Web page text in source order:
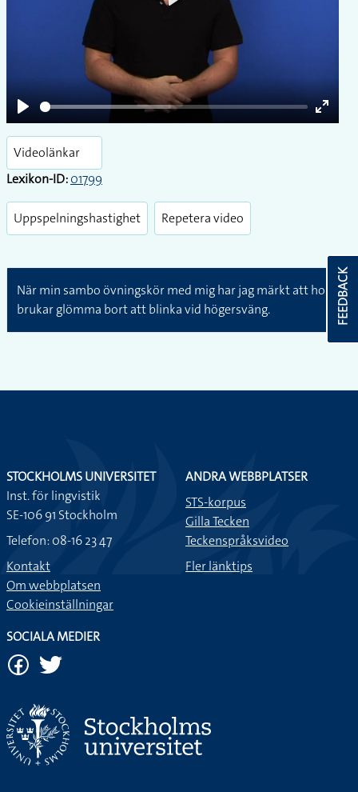
Play
Enter
Videolänkar
Lexikon-ID:01799
Uppspelningshastighet Repetera video
När min sambo övningskör med mig har jag märkt att hon
brukar glömma bort att blinka vid högersväng.
FEEDBACK
STOCKHOLMS UNIVERSITET
Inst. för lingvistik
SE-106 91 Stockholm
Telefon: 08-16 23 47
Kontakt
Om webbplatsen
Cookieinställningar
ANDRA WEBBPLATSER
STS-korpus
Gilla Tecken
Teckenspråksvideo
Fler länktips
SOCIALA MEDIER